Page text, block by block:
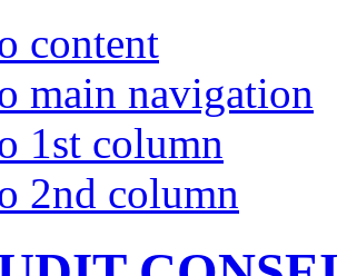
content
main navigation
1st column
2nd column